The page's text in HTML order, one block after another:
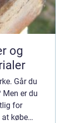
og
Går du
Men er du
for
at købe